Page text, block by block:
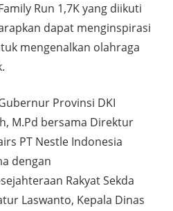
Run 1,7K yang diikuti
dapat menginspirasi
mengenalkan olahraga
Provinsi DKI
M.Pd bersama Direktur
PT Nestle Indonesia
dengan
Rakyat Sekda
Laswanto, Kepala Dinas